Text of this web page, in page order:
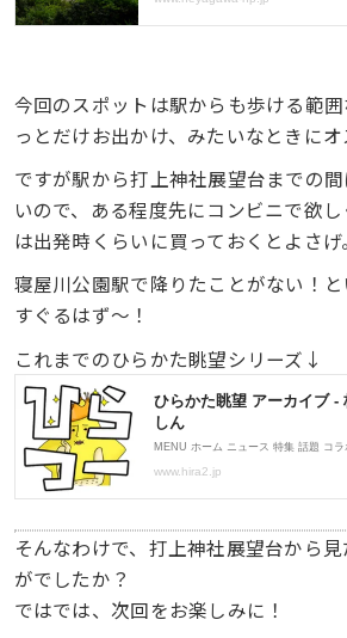
今回のスポットは駅からも歩ける範
っとだけお出かけ、みたいなときにオ
ですが駅から打上神社展望台までの
いので、ある程度先にコンビニで欲
は出発時くらいに買っておくとよさげ。
寝屋川公園駅で降りたことがない！
すぐるはず〜！
これまでのひらかた眺望シリーズ↓
そんなわけで、打上神社展望台から
がでしたか？
ではでは、次回をお楽しみに！